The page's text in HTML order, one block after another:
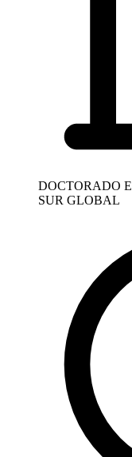
DOCTORADO
SUR GLOBAL